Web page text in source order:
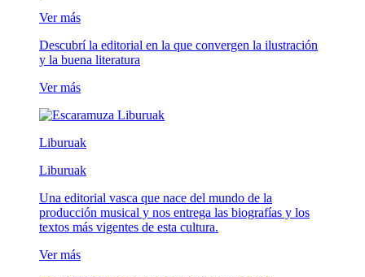
Ver más
Descubrí la editorial en la que convergen la ilustración
y la buena literatura
Ver más
Liburuak
Liburuak
Una editorial vasca que nace del mundo de la
producción musical y nos entrega las biografías y los
textos más vigentes de esta cultura.
Ver más